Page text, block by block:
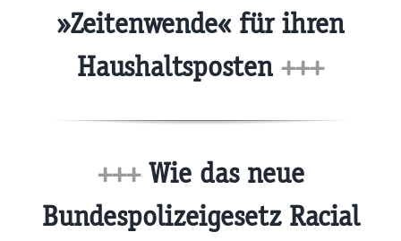
»Zeitenwende« für ihren
Haushaltsposten +++
+++Wie das neue
Bundespolizeigesetz Racial